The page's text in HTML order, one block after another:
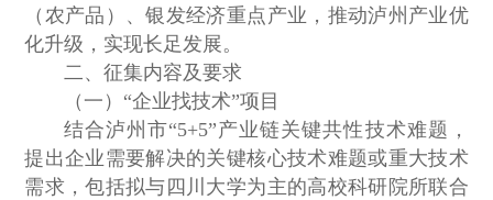
（农产品）、银发经济重点产业，推动泸州产业优
化升级，实现长足发展。
二、征集内容及要求
（一）“企业找技术”项目
结合泸州市“5+5”产业链关键共性技术难题，
提出企业需要解决的关键核心技术难题或重大技术
需求，包括拟与四川大学为主的高校科研院所联合